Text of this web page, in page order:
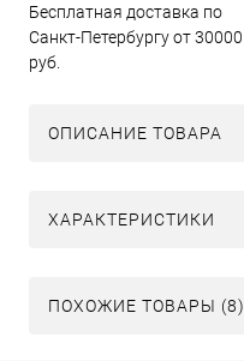
Бесплатная доставка по
Санкт-Петербургу от 30000
руб.
ОПИСАНИЕ ТОВАРА
ХАРАКТЕРИСТИКИ
ПОХОЖИЕ ТОВАРЫ (8)